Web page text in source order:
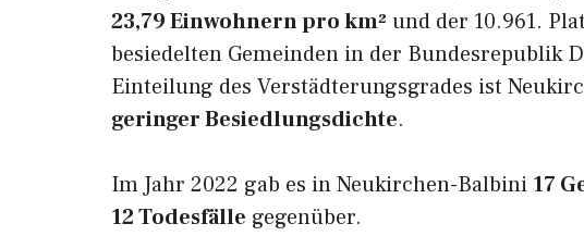
23,79 Einwohnern pro km² und der 10.961.
besiedelten Gemeinden in der Bundesrepublik
Einteilung des Verstädterungsgrades ist
geringer Besiedlungsdichte.
Im Jahr 2022 gab es in Neukirchen-Balbini 17
12 Todesfälle gegenüber.